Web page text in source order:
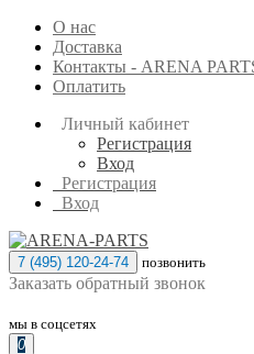
О нас
Доставка
Контакты - ARENA
Оплатить
Личный кабинет
Регистрация
Вход
Регистрация
Вход
7 (495) 120-24-74 позвонить
Заказать обратный звонок
мы в соцсетях
0